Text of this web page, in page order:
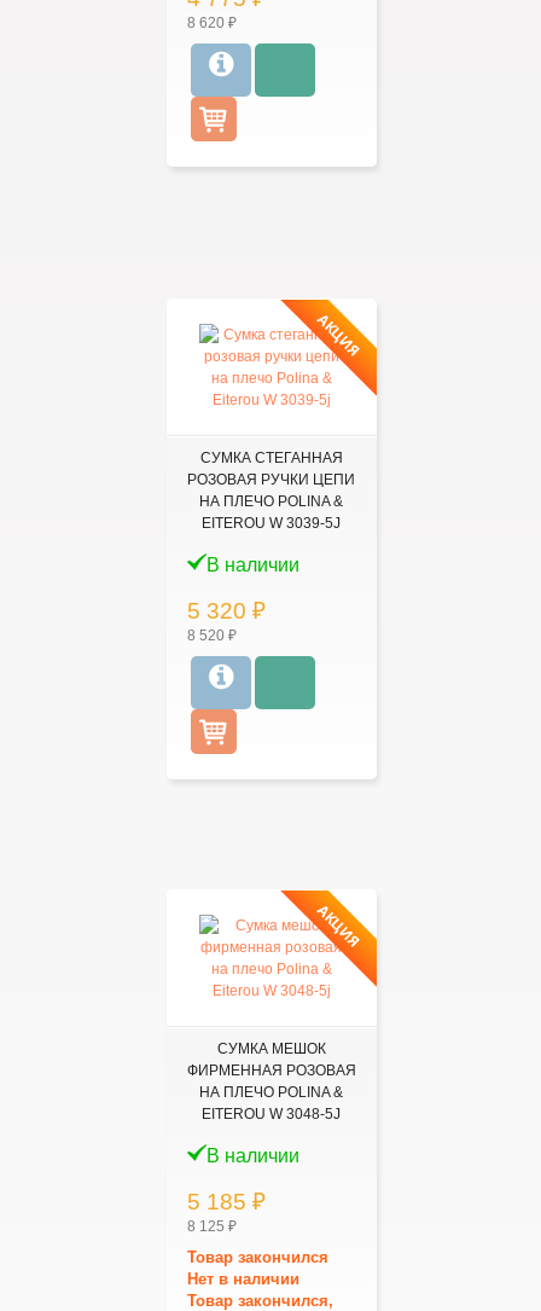
8 620 ₽
АКЦИЯ
СУМКА СТЕГАННАЯ
РОЗОВАЯ РУЧКИ ЦЕПИ
НА ПЛЕЧО POLINA &
EITEROU W 3039-5J
В наличии
5 320 ₽
8 520 ₽
АКЦИЯ
СУМКА МЕШОК
ФИРМЕННАЯ РОЗОВАЯ
НА ПЛЕЧО POLINA &
EITEROU W 3048-5J
В наличии
5 185 ₽
8 125 ₽
Товар закончился
Нет в наличии
Товар закончился,